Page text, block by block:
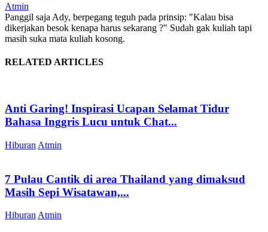
Atmin
Panggil saja Ady, berpegang teguh pada prinsip: "Kalau bisa
dikerjakan besok kenapa harus sekarang ?" Sudah gak kuliah tapi
masih suka mata kuliah kosong.
RELATED ARTICLES
Anti Garing! Inspirasi Ucapan Selamat Tidur
Bahasa Inggris Lucu untuk Chat...
Hiburan Atmin
7 Pulau Cantik di area Thailand yang dimaksud
Masih Sepi Wisatawan,...
Hiburan Atmin